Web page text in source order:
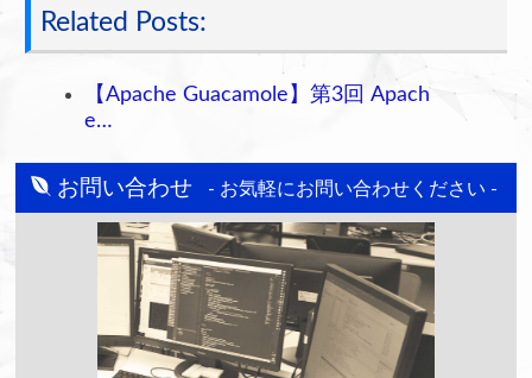
Related Posts:
【Apache Guacamole】第3回 Apach
e…
お問い合わせ - お気軽にお問い合わせください -